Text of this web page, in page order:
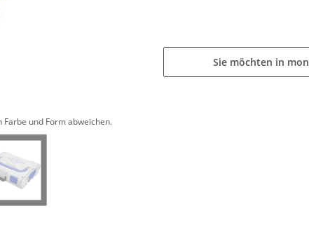
und Form abweichen.
Sie möchten in